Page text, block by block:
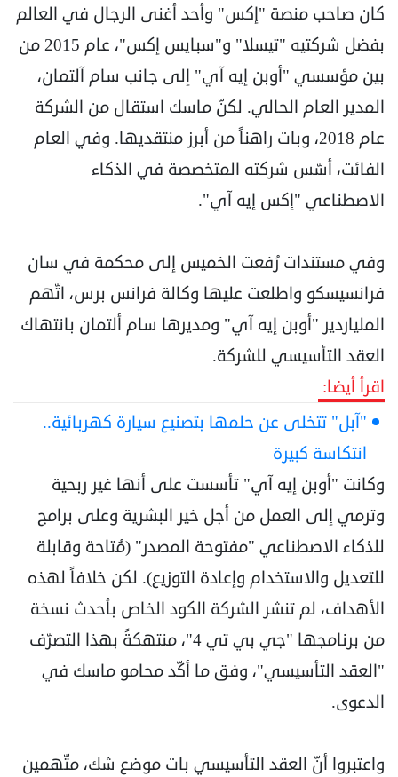
كان صاحب منصة "إكس" وأحد أغنى الرجال في العالم
بفضل شركتيه "تيسلا" و"سبايس إكس"، عام 2015 من
بين مؤسسي "أوبن إيه آي" إلى جانب سام آلتمان،
المدير العام الحالي. لكنّ ماسك استقال من الشركة
عام 2018، وبات راهناً من أبرز منتقديها. وفي العام
الفائت، أسّس شركته المتخصصة في الذكاء
الاصطناعي "إكس إيه آي".
وفي مستندات رُفعت الخميس إلى محكمة في سان
فرانسيسكو واطلعت عليها وكالة فرانس برس، اتّهم
الملياردير "أوبن إيه آي" ومديرها سام ألتمان بانتهاك
العقد التأسيسي للشركة.
اقرأ أيضا:
"آبل" تتخلى عن حلمها بتصنيع سيارة كهربائية..
انتكاسة كبيرة
وكانت "أوبن إيه آي" تأسست على أنها غير ربحية
وترمي إلى العمل من أجل خير البشرية وعلى برامج
للذكاء الاصطناعي "مفتوحة المصدر" (مُتاحة وقابلة
للتعديل والاستخدام وإعادة التوزيع). لكن خلافاً لهذه
الأهداف، لم تنشر الشركة الكود الخاص بأحدث نسخة
من برنامجها "جي بي تي 4"، منتهكةً بهذا التصرّف
"العقد التأسيسي"، وفق ما أكّد محامو ماسك في
الدعوى.
واعتبروا أنّ العقد التأسيسي بات موضع شك، متّهمين